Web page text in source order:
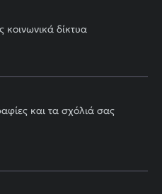
δίκτυα
και τα σχόλιά σας